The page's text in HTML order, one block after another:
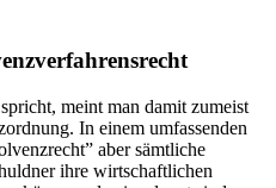
meint man damit zumeist
In einem umfassenden
aber sämtliche
ihre wirtschaftlichen